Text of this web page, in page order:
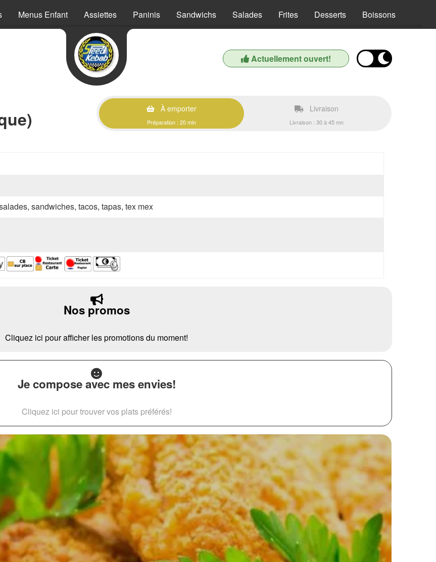
Menus Enfant Assiettes Paninis Sandwichs Salades Frites Desserts Boissons
Actuellement ouvert!
À emporter
Préparation : 20 min
Livraison
Livraison : 30 à 45 mn
sandwiches, tacos, tapas, tex mex
Nos promos
Cliquez ici pour afficher les promotions du moment!
Je compose avec mes envies!
Cliquez ici pour trouver vos plats préférés!